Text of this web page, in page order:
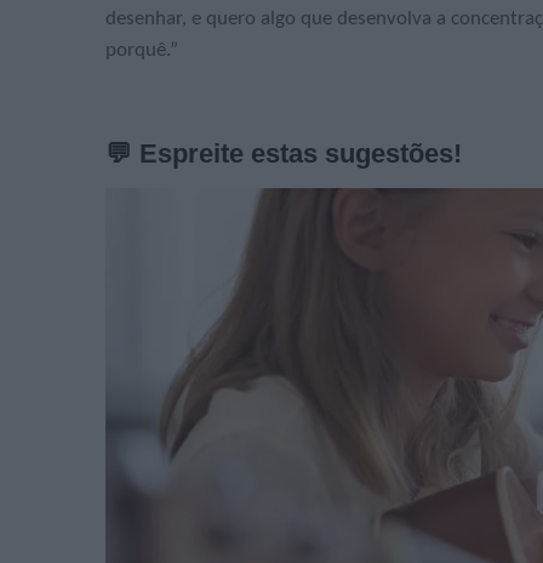
desenhar, e quero algo que desenvolva a
porquê.”
💬 Espreite estas sugestões!